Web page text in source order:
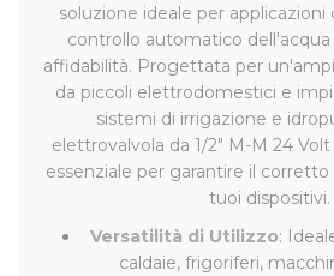
soluzione ideale per
controllo automatico
affidabilità. Progettata per
da piccoli elettrodomestici e
sistemi di irrigazione e
elettrovalvola da 1/2" M-M 24
essenziale per garantire il
tuoi dispositivi.
Versatilità di Utilizzo:
caldaie, frigoriferi,